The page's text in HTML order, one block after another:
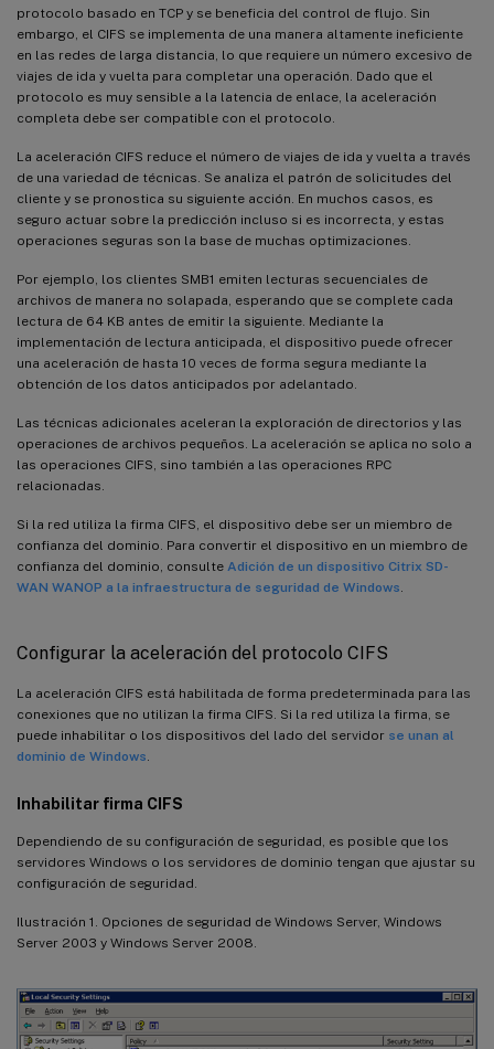
protocolo basado en TCP y se beneficia del control de flujo. Sin
embargo, el CIFS se implementa de una manera altamente ineficiente
en las redes de larga distancia, lo que requiere un número excesivo de
viajes de ida y vuelta para completar una operación. Dado que el
protocolo es muy sensible a la latencia de enlace, la aceleración
completa debe ser compatible con el protocolo.
La aceleración CIFS reduce el número de viajes de ida y vuelta a través
de una variedad de técnicas. Se analiza el patrón de solicitudes del
cliente y se pronostica su siguiente acción. En muchos casos, es
seguro actuar sobre la predicción incluso si es incorrecta, y estas
operaciones seguras son la base de muchas optimizaciones.
Por ejemplo, los clientes SMB1 emiten lecturas secuenciales de
archivos de manera no solapada, esperando que se complete cada
lectura de 64 KB antes de emitir la siguiente. Mediante la
implementación de lectura anticipada, el dispositivo puede ofrecer
una aceleración de hasta 10 veces de forma segura mediante la
obtención de los datos anticipados por adelantado.
Las técnicas adicionales aceleran la exploración de directorios y las
operaciones de archivos pequeños. La aceleración se aplica no solo a
las operaciones CIFS, sino también a las operaciones RPC
relacionadas.
Si la red utiliza la firma CIFS, el dispositivo debe ser un miembro de
confianza del dominio. Para convertir el dispositivo en un miembro de
confianza del dominio, consulte Adición de un dispositivo Citrix SD-
WAN WANOP a la infraestructura de seguridad de Windows
Configurar la aceleración del protocolo CIFS
La aceleración CIFS está habilitada de forma predeterminada para las
conexiones que no utilizan la firma CIFS. Si la red utiliza la firma, se
puede inhabilitar o los dispositivos del lado del servidor se unan al
dominio de Windows
Inhabilitar firma CIFS
Dependiendo de su configuración de seguridad, es posible que los
servidores Windows o los servidores de dominio tengan que ajustar su
configuración de seguridad.
Ilustración 1. Opciones de seguridad de Windows Server, Windows
Server 2003 y Windows Server 2008.